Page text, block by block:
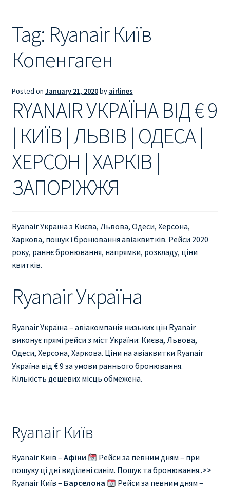
RYANAIR ИЗ РИГИ
Ryanair из Стокгольма
Ryanair из Тампере
RYANAIR ИЗ ЧЕХИИ | ПРАГА, ОСТРАВА, ПАРДУБИЦЕ,
БРНО
Ryanair изменение имени
Ryanair изменить дату
Ryanair изменить фамилию
Ryanair Испания
RYANAIR КУПИТЬ БИЛЕТЫ ENGLISH
Ryanair направления, акции
Ryanair ошибка в фамилии, имени
Ryanair пересадки
RYANAIR ПОДГОРИЦА, ЧЕРНОГОРИЯ
Tag: Ryanair Київ
Копенгаген
Posted on January 21, 2020by airlines
RYANAIR УКРАЇНА ВІД € 9
| КИЇВ | ЛЬВІВ | ОДЕСА |
ХЕРСОН | ХАРКІВ |
ЗАПОРІЖЖЯ
Ryanair Україна з Києва, Львова, Одеси, Херсона,
Харкова, пошук і бронювання авіаквитків. Рейси 2020
року, раннє бронювання, напрямки, розкладу, ціни
квитків.
Ryanair Україна
Ryanair Україна – авіакомпанія низьких цін Ryanair
виконує прямі рейси з міст України: Києва, Львова,
Одеси, Херсона, Харкова. Ціни на авіаквитки Ryanair
Україна від € 9 за умови раннього бронювання.
Кількість дешевих місць обмежена.
Ryanair Київ
Ryanair Київ – Афіни
Рейси за певним дням – при
пошуку ці дні виділені синім. Пошук та бронювання..>>
Ryanair Київ – Барселона
Рейси за певним дням –